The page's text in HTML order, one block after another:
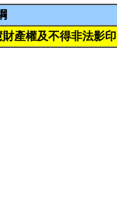
產權及不得非法影印